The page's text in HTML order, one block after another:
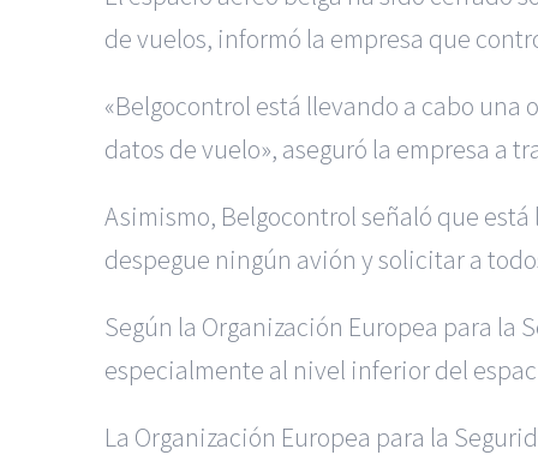
de vuelos, informó la empresa que
«Belgocontrol está llevando a cabo una
datos de vuelo», aseguró la empresa a
Asimismo, Belgocontrol señaló que
despegue ningún avión y solicitar a
Según la Organización Europea para la
especialmente al nivel inferior del
La Organización Europea para la